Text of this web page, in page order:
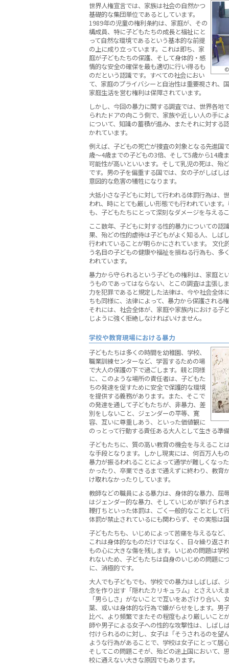
世界人権宣言では、家族は社会の自然かつ
基礎的な集団単位であるとしています。
1989年の児童の権利条約は、家庭が、その
構成員、特に子どもたちの成長と福祉にと
って自然な環境であるという基本的な前提
の上に成り立っています。これは即ち、家
庭が子どもたちの保護、そして身体的・感
情的な安全の確保を最も適切に行い得るも
のだという認識です。すべての社会におい
て、家庭のプライバシーと自治性は重要視され、
家庭生活を営む権利は保障されています。
しかし、今回の暴力に関する調査では、世界各地
られたドアの向こう側で、家族や近しい人の手に
について、知識の蓄積が進み、またそれに対する
かれています。
例えば、子どもの死亡が捜査の対象となる先進国
歳〜4歳までの子どもの3倍、そして5歳から14歳
可能性が高いといいます。そして乳児の死は、殆
です。男の子を偏重する国では、女の子がしばし
意図的な危害の犠牲になります。
大抵小さな子どもに対して行われる体罰行為は、
われ、時にとても厳しい形態でも行われています
も、子どもたちにとって深刻なダメージを与えるこ
ここ数年、子どもに対する性的暴力についての認
果、殆どの性的虐待は子どもがよく知る人、しば
行われていることが明らかにされています。 文化
う名目の子どもの健康や福祉を損ねる行為も、多
われています。
暴力から守られるという子どもの権利は、家庭と
うものであってはならない、とこの調査は主張し
力を犯罪であると規定した法律は、今や社会全体
ちも同様に、法律によって、暴力から保護される
それには、社会全体が、家庭や家族内における子
じように強く拒絶しなければいけません。
学校や教育現場における暴力
子どもたちは多くの時間を幼稚園、学校、
職業訓練センターなど、学習するための場
で大人の保護の下で過ごします。親と同様
に、このような場所の責任者は、子どもた
ちの発達を促すために安全で保護的な環境
を提供する義務があります。また、そこで
の発達を通して子どもたちが、非暴力、差
別をしないこと、ジェンダーの平等、寛
容、互いに尊重しあう、といった価値観に
のっとって行動する責任ある大人として生きる準
子どもたちに、質の高い教育の機会を与えること
な手段となります。しかし現実には、何百万人も
暴力が振るわれることによって通学が難しくなっ
かったり、卒業できるまで通えずに終わり、教育
け取れなかったりしています。
教師などの職員による暴力は、身体的な暴力、屈
はジェンダー的な暴力、そしていじめが挙げられ
鞭打ちといった体罰は、ごく一般的なこととして
体罰が禁止されているにも関わらず、その実態は国
子どもたちも、いじめによって苦痛を与えるなど
これは身体的なものだけではなく、日々繰り返さ
もの心に大きな傷を残します。いじめの問題は学
れないため、子どもたちは自身のいじめの問題に
に、消極的です。
大人でも子どもでも、学校での暴力はしばしば、
念を作り出す「隠れたカリキュラム」とさえいえ
「男らしさ」がないことで互いをあざけり合い、
葉、或いは身体的な行為で嫌がらせをします。男
比べ、より頻繁でまたその程度もより厳しいこと
師や男子による女子への性的な攻撃性は、しばし
付けられるのに対し、女子は「そうされるのを望
ような行為があることで、学校は女子にとって居
そしてこの問題こそが、殆どの途上国において、
校に通えない大きな原因でもあります。